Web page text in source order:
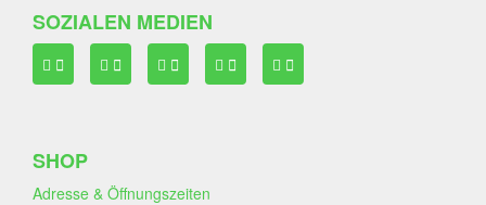
SOZIALEN MEDIEN
SHOP
Adresse & Öffnungszeiten